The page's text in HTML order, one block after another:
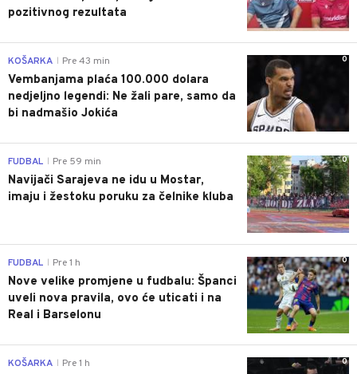
pozitivnog rezultata
0
KOŠARKA Pre 43 min
Vembanjama plaća 100.000 dolara
nedjeljno legendi: Ne žali pare, samo da
bi nadmašio Jokića
0
FUDBAL Pre 59 min
Navijači Sarajeva ne idu u Mostar,
imaju i žestoku poruku za čelnike kluba
0
FUDBAL Pre 1 h
Nove velike promjene u fudbalu: Španci
uveli nova pravila, ovo će uticati i na
Real i Barselonu
0
KOŠARKA Pre 1 h